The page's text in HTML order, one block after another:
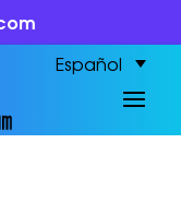
Español